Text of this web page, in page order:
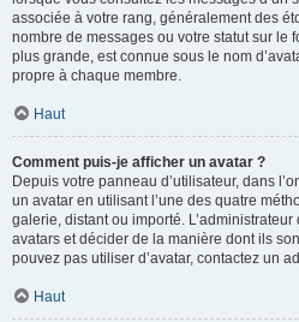
associée à votre rang, généralement des
nombre de messages ou votre statut sur le
plus grande, est connue sous le nom
propre à chaque membre.
Haut
Comment puis-je afficher un avatar ?
Depuis votre panneau d’utilisateur, dans
un avatar en utilisant l’une des quatre
galerie, distant ou importé.
avatars et décider de la manière dont ils
pouvez pas utiliser d’avatar, contactez un
Haut